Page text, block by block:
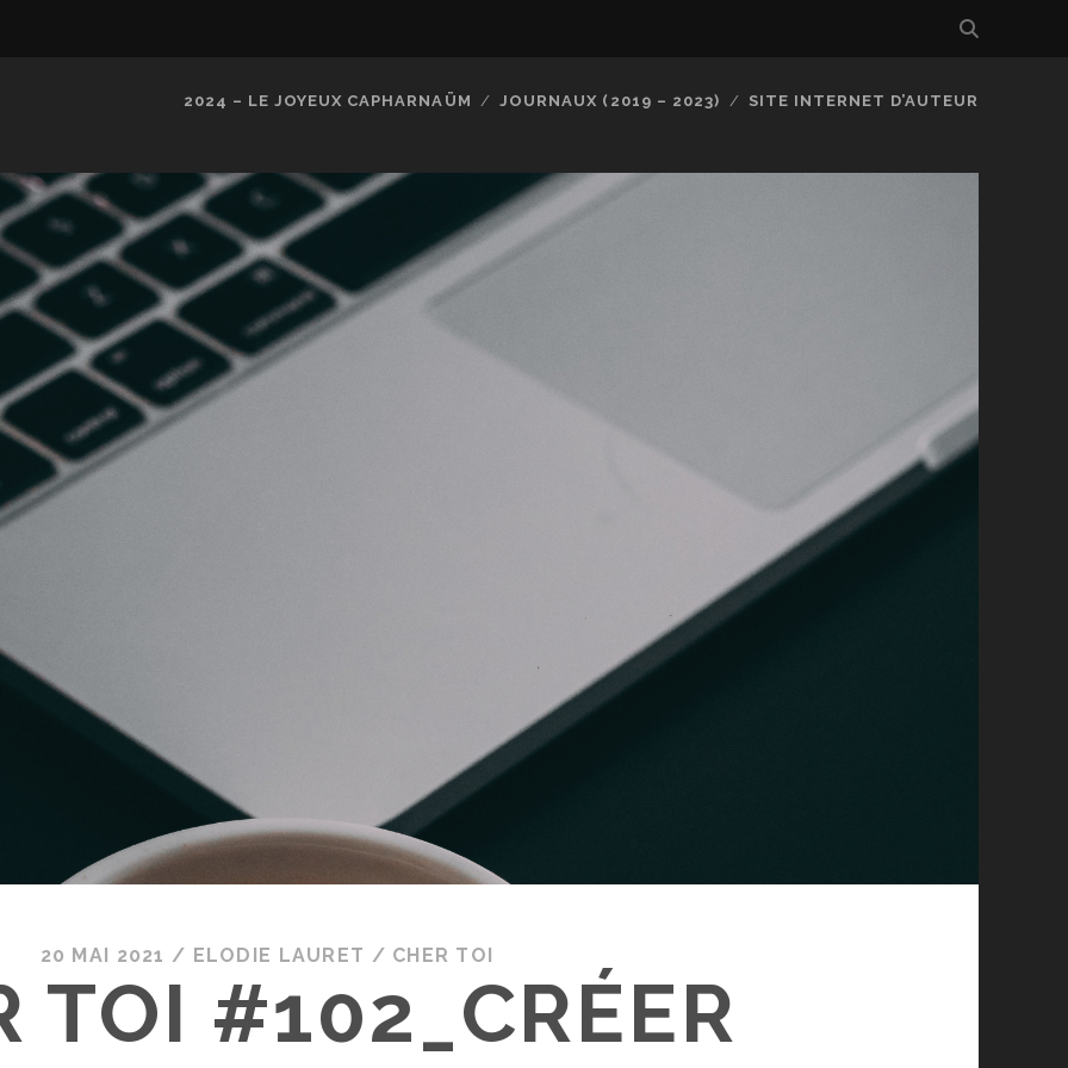
2024 – LE JOYEUX CAPHARNAÜM JOURNAUX (2019 – 2023) SITE INTERNET D’AUTEUR
20 MAI 2021 / ELODIE LAURET / CHER TOI
TOI #102_CRÉER